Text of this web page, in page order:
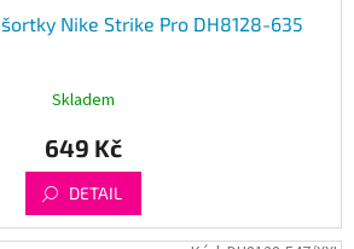
Nike Strike Pro DH8128-635
Skladem
649 Kč
DETAIL